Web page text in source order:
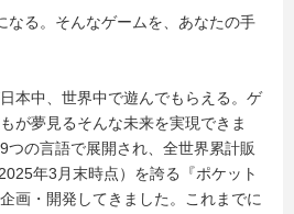
外の関係者と連携を取りながら進
なる。そんなゲームを、あなたの手
本中、世界中で遊んでもらえる。ゲ
が夢見るそんな未来を実現できま
つの言語で展開され、全世界累計販
年3月末時点）を誇る『ポケット
画・開発してきました。これまでに